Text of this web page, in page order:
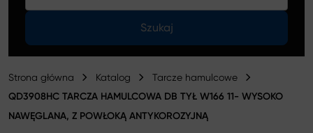
Szukaj
Strona główna Katalog Tarcze hamulcowe
QD3908HC TARCZA HAMULCOWA DB TYŁ W166 11- WYSOKO
NAWĘGLANA, Z POWŁOKĄ ANTYKOROZYJNĄ